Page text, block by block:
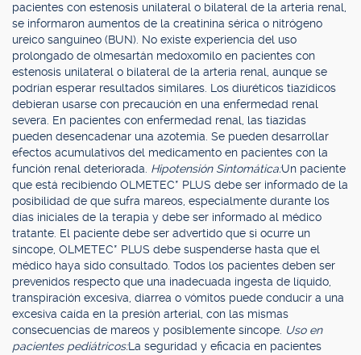
pacientes con estenosis unilateral o bilateral de la arteria renal,
se informaron aumentos de la creatinina sérica o nitrógeno
ureico sanguíneo (BUN). No existe experiencia del uso
prolongado de olmesartán medoxomilo en pacientes con
estenosis unilateral o bilateral de la arteria renal, aunque se
podrían esperar resultados similares. Los diuréticos tiazídicos
debieran usarse con precaución en una enfermedad renal
severa. En pacientes con enfermedad renal, las tiazidas
pueden desencadenar una azotemia. Se pueden desarrollar
efectos acumulativos del medicamento en pacientes con la
función renal deteriorada. Hipotensión Sintomática:Un paciente
que está recibiendo OLMETEC* PLUS debe ser informado de la
posibilidad de que sufra mareos, especialmente durante los
días iniciales de la terapia y debe ser informado al médico
tratante. El paciente debe ser advertido que si ocurre un
síncope, OLMETEC* PLUS debe suspenderse hasta que el
médico haya sido consultado. Todos los pacientes deben ser
prevenidos respecto que una inadecuada ingesta de líquido,
transpiración excesiva, diarrea o vómitos puede conducir a una
excesiva caída en la presión arterial, con las mismas
consecuencias de mareos y posiblemente síncope. Uso en
pacientes pediátricos:La seguridad y eficacia en pacientes